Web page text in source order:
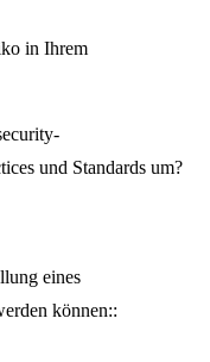
in Ihrem
und Standards um?
eines
können::